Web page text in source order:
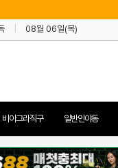
08월 06일(목)
비아그라직구 일반인야동